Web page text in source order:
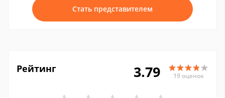
Стать представителем
Рейтинг 3.79 19 оценок